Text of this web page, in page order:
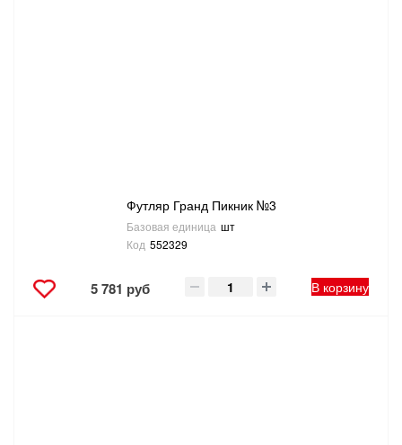
Футляр Гранд Пикник №3
Базовая единица шт
Код 552329
5 781 руб В корзину